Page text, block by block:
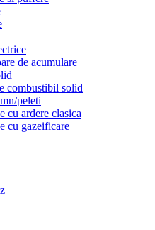
de acumulare
combustibil solid
peleti
cu ardere clasica
cu gazeificare